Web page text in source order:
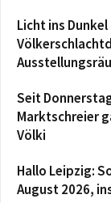
Licht ins
Seit
Marktschreier
Völki
Hallo Leipzig:
August 2026,